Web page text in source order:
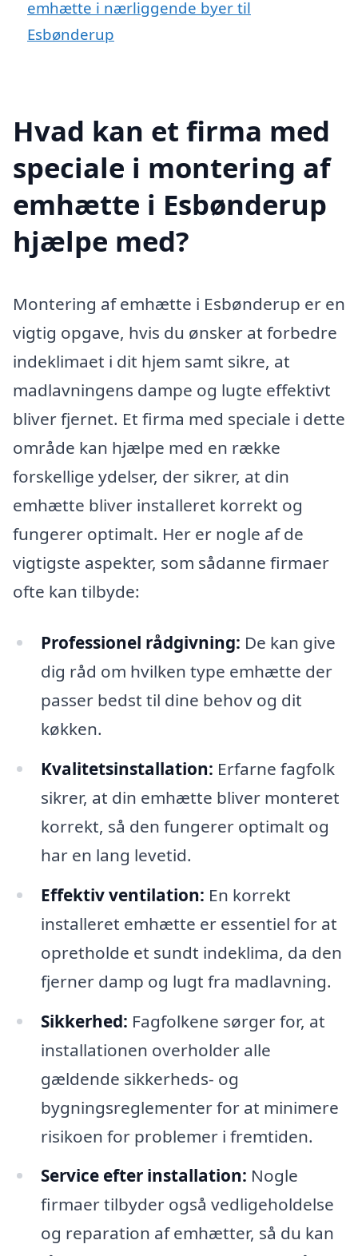
emhætte i nærliggende byer til
Esbønderup
Hvad kan et firma med
speciale i montering af
emhætte i Esbønderup
hjælpe med?
Montering af emhætte i Esbønderup er en
vigtig opgave, hvis du ønsker at forbedre
indeklimaet i dit hjem samt sikre, at
madlavningens dampe og lugte effektivt
bliver fjernet. Et firma med speciale i dette
område kan hjælpe med en række
forskellige ydelser, der sikrer, at din
emhætte bliver installeret korrekt og
fungerer optimalt. Her er nogle af de
vigtigste aspekter, som sådanne firmaer
ofte kan tilbyde:
Professionel rådgivning: De kan give
dig råd om hvilken type emhætte der
passer bedst til dine behov og dit
køkken.
Kvalitetsinstallation: Erfarne fagfolk
sikrer, at din emhætte bliver monteret
korrekt, så den fungerer optimalt og
har en lang levetid.
Effektiv ventilation: En korrekt
installeret emhætte er essentiel for at
opretholde et sundt indeklima, da den
fjerner damp og lugt fra madlavning.
Sikkerhed: Fagfolkene sørger for, at
installationen overholder alle
gældende sikkerheds- og
bygningsreglementer for at minimere
risikoen for problemer i fremtiden.
Service efter installation: Nogle
firmaer tilbyder også vedligeholdelse
og reparation af emhætter, så du kan